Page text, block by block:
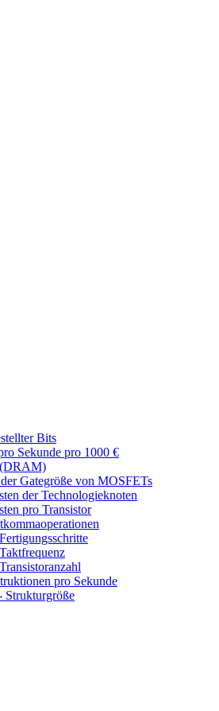
Bits
Sekunde pro 1000 €
Gategröße von MOSFETs
der Technologieknoten
pro Transistor
pro Sekunde
Strukturgröße